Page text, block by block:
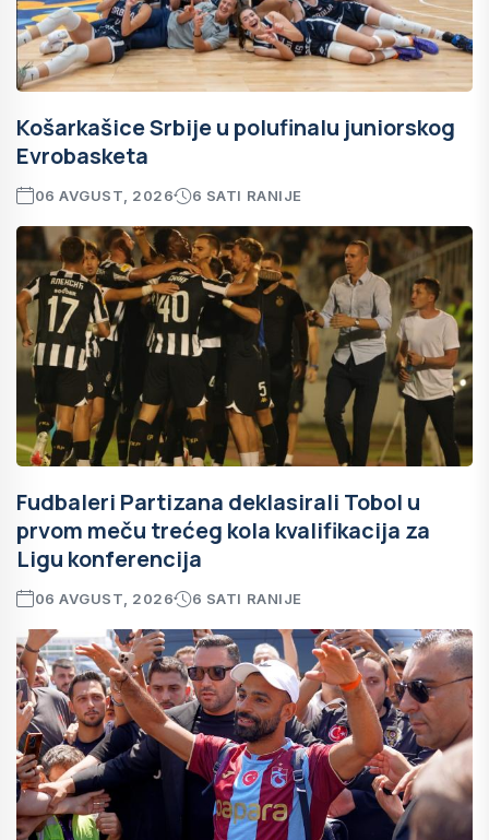
Košarkašice Srbije u polufinalu juniorskog
Evrobasketa
06 AVGUST, 2026 6 SATI RANIJE
Fudbaleri Partizana deklasirali Tobol u
prvom meču trećeg kola kvalifikacija za
Ligu konferencija
06 AVGUST, 2026 6 SATI RANIJE